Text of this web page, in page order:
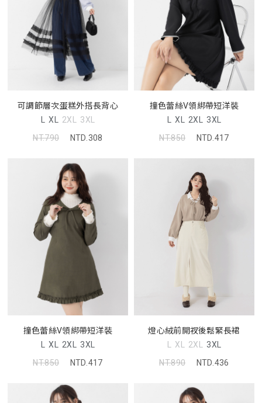
可調節層次蛋糕外搭長背心
L XL 2XL 3XL
NT.790
NTD.308
撞色蕾絲V領綁帶短洋裝
L XL 2XL 3XL
NT.850
NTD.417
撞色蕾絲V領綁帶短洋裝
L XL 2XL 3XL
NT.850
NTD.417
燈心絨前開衩後鬆緊長裙
L XL 2XL 3XL
NT.890
NTD.436